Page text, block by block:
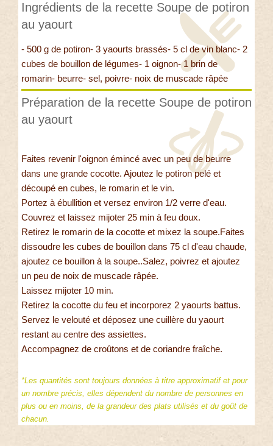
Ingrédients de la recette Soupe de potiron
au yaourt
- 500 g de potiron- 3 yaourts brassés- 5 cl de vin blanc- 2
cubes de bouillon de légumes- 1 oignon- 1 brin de
romarin- beurre- sel, poivre- noix de muscade râpée
Préparation de la recette Soupe de potiron
au yaourt
Faites revenir l'oignon émincé avec un peu de beurre
dans une grande cocotte. Ajoutez le potiron pelé et
découpé en cubes, le romarin et le vin.
Portez à ébullition et versez environ 1/2 verre d'eau.
Couvrez et laissez mijoter 25 min à feu doux.
Retirez le romarin de la cocotte et mixez la soupe.Faites
dissoudre les cubes de bouillon dans 75 cl d'eau chaude,
ajoutez ce bouillon à la soupe..Salez, poivrez et ajoutez
un peu de noix de muscade râpée.
Laissez mijoter 10 min.
Retirez la cocotte du feu et incorporez 2 yaourts battus.
Servez le velouté et déposez une cuillère du yaourt
restant au centre des assiettes.
Accompagnez de croûtons et de coriandre fraîche.
*Les quantités sont toujours données à titre approximatif et pour
un nombre précis, elles dépendent du nombre de personnes en
plus ou en moins, de la grandeur des plats utilisés et du goût de
chacun.